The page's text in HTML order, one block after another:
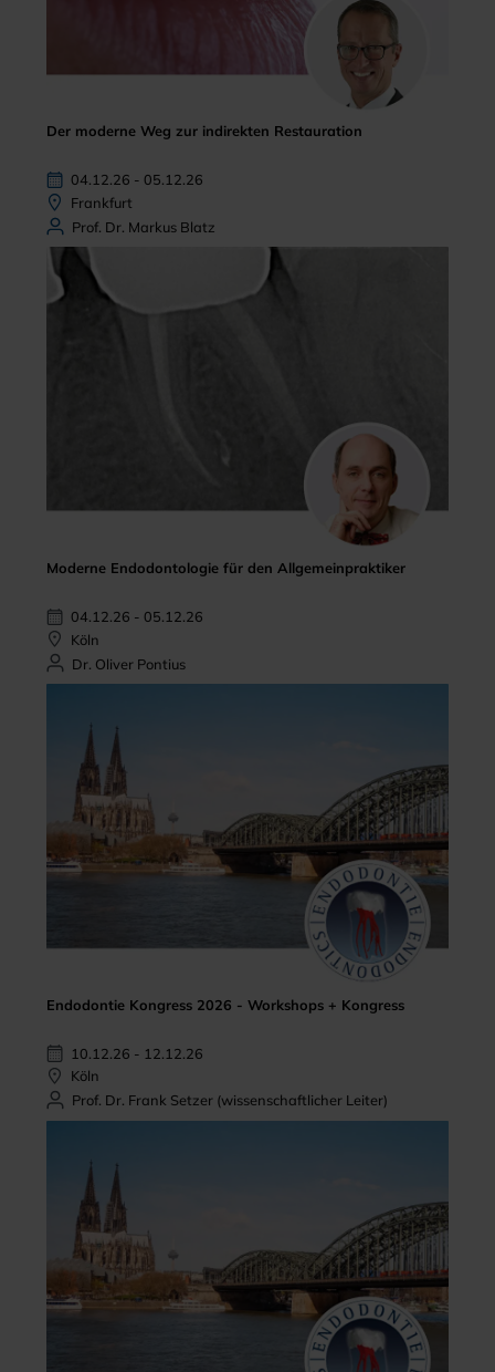
Der moderne Weg zur indirekten Restauration
04.12.26 - 05.12.26
Frankfurt
Prof. Dr. Markus Blatz
Moderne Endodontologie für den Allgemeinpraktiker
04.12.26 - 05.12.26
Köln
Dr. Oliver Pontius
Endodontie Kongress 2026 - Workshops + Kongress
10.12.26 - 12.12.26
Köln
Prof. Dr. Frank Setzer (wissenschaftlicher Leiter)